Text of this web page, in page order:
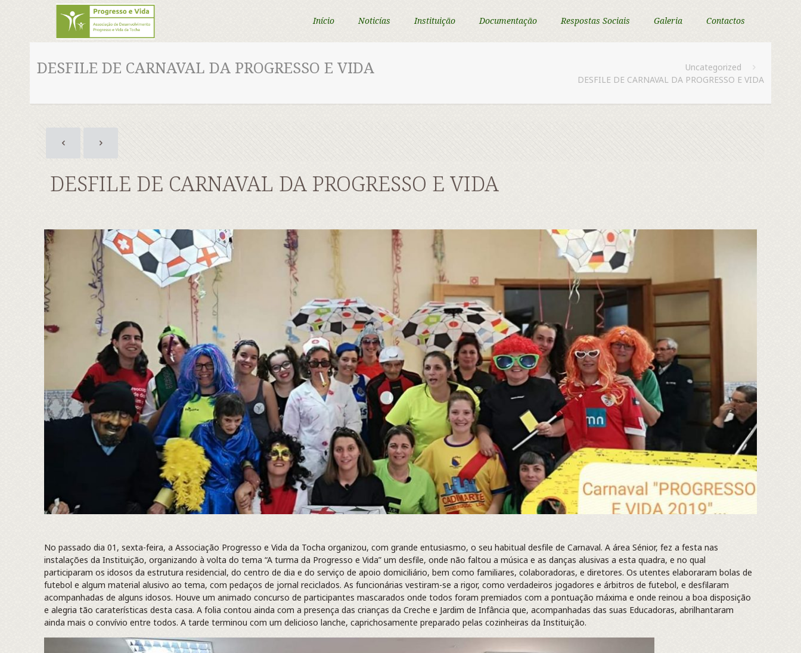
Início Noticías Instituição Documentação Respostas Sociais Galeria Contactos
DESFILE DE CARNAVAL DA PROGRESSO E VIDA
Uncategorized
DESFILE DE CARNAVAL DA PROGRESSO E VIDA
DESFILE DE CARNAVAL DA PROGRESSO E VIDA
No passado dia 01, sexta-feira, a Associação Progresso e Vida da Tocha organizou, com grande entusiasmo, o seu habitual desfile de Carnaval. A área Sénior, fez a festa nas
instalações da Instituição, organizando à volta do tema “A turma da Progresso e Vida” um desfile, onde não faltou a música e as danças alusivas a esta quadra, e no qual
participaram os idosos da estrutura residencial, do centro de dia e do serviço de apoio domiciliário, bem como familiares, colaboradoras, e diretores. Os utentes elaboraram bolas de
futebol e algum material alusivo ao tema, com pedaços de jornal reciclados. As funcionárias vestiram-se a rigor, como verdadeiros jogadores e árbitros de futebol, e desfilaram
acompanhadas de alguns idosos. Houve um animado concurso de participantes mascarados onde todos foram premiados com a pontuação máxima e onde reinou a boa disposição
e alegria tão caraterísticas desta casa. A folia contou ainda com a presença das crianças da Creche e Jardim de Infância que, acompanhadas das suas Educadoras, abrilhantaram
ainda mais o convívio entre todos. A tarde terminou com um delicioso lanche, caprichosamente preparado pelas cozinheiras da Instituição.